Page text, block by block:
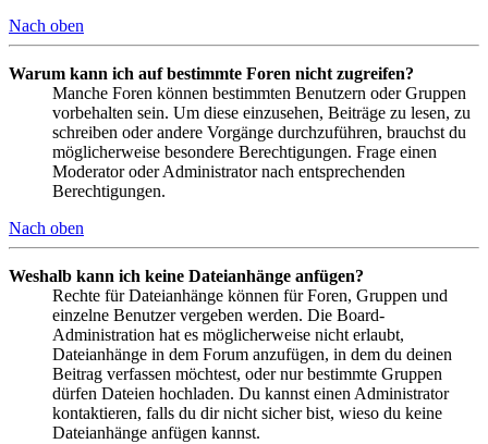
Nach oben
Warum kann ich auf bestimmte Foren nicht zugreifen?
Manche Foren können bestimmten Benutzern oder Gruppen
vorbehalten sein. Um diese einzusehen, Beiträge zu lesen, zu
schreiben oder andere Vorgänge durchzuführen, brauchst du
möglicherweise besondere Berechtigungen. Frage einen
Moderator oder Administrator nach entsprechenden
Berechtigungen.
Nach oben
Weshalb kann ich keine Dateianhänge anfügen?
Rechte für Dateianhänge können für Foren, Gruppen und
einzelne Benutzer vergeben werden. Die Board-
Administration hat es möglicherweise nicht erlaubt,
Dateianhänge in dem Forum anzufügen, in dem du deinen
Beitrag verfassen möchtest, oder nur bestimmte Gruppen
dürfen Dateien hochladen. Du kannst einen Administrator
kontaktieren, falls du dir nicht sicher bist, wieso du keine
Dateianhänge anfügen kannst.